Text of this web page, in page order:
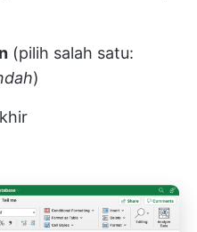
(pilih salah satu:
)